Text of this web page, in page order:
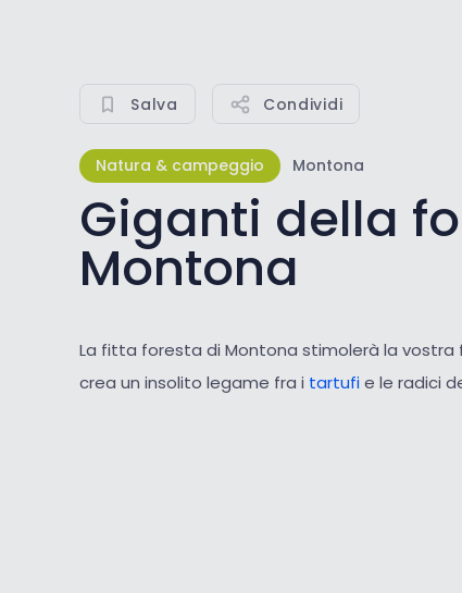
Salva Condividi
Natura & campeggio Montona
Giganti della
Montona
La fitta foresta di Montona stimolerà la
crea un insolito legame fra i tartufie le radici